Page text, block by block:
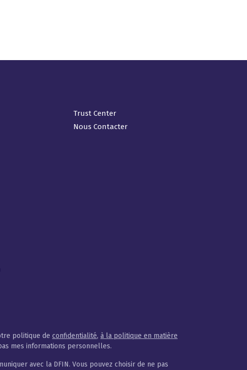
Trust Center
Nous Contacter
politique de confidentialité, à la politique en matière
mes informations personnelles.
avec la DFIN. Vous pouvez choisir de ne pas